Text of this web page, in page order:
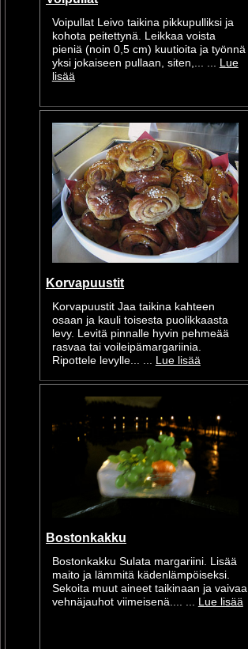
Voipullat Leivo taikina pikkupulliksi ja
kohota peitettynä. Leikkaa voista
pieniä (noin 0,5 cm) kuutioita ja työnnä
yksi jokaiseen pullaan, siten,... ... Lue
lisää
Korvapuustit
Korvapuustit Jaa taikina kahteen
osaan ja kauli toisesta puolikkaasta
levy. Levitä pinnalle hyvin pehmeää
rasvaa tai voileipämargariinia.
Ripottele levylle... ... Lue lisää
Bostonkakku
Bostonkakku Sulata margariini. Lisää
maito ja lämmitä kädenlämpöiseksi.
Sekoita muut aineet taikinaan ja vaivaa
vehnäjauhot viimeisenä.... ... Lue lisää